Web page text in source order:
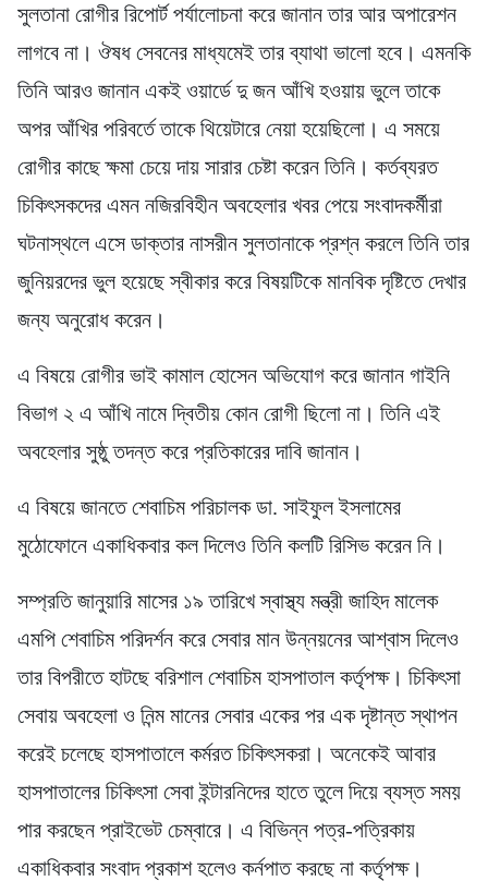
সুলতানা রোগীর রিপোর্ট পর্যালোচনা করে জানান তার আর অপারেশন
লাগবে না। ঔষধ সেবনের মাধ্যমেই তার ব্যাথা ভালো হবে। এমনকি
তিনি আরও জানান একই ওয়ার্ডে দু জন আঁখি হওয়ায় ভুলে তাকে
অপর আঁখির পরিবর্তে তাকে থিয়েটারে নেয়া হয়েছিলো। এ সময়ে
রোগীর কাছে ক্ষমা চেয়ে দায় সারার চেষ্টা করেন তিনি। কর্তব্যরত
চিকিৎসকদের এমন নজিরবিহীন অবহেলার খবর পেয়ে সংবাদকর্মীরা
ঘটনাস্থলে এসে ডাক্তার নাসরীন সুলতানাকে প্রশ্ন করলে তিনি তার
জুনিয়রদের ভুল হয়েছে স্বীকার করে বিষয়টিকে মানবিক দৃষ্টিতে দেখার
জন্য অনুরোধ করেন।
এ বিষয়ে রোগীর ভাই কামাল হোসেন অভিযোগ করে জানান গাইনি
বিভাগ ২ এ আঁখি নামে দ্বিতীয় কোন রোগী ছিলো না। তিনি এই
অবহেলার সুষ্ঠু তদন্ত করে প্রতিকারের দাবি জানান।
এ বিষয়ে জানতে শেবাচিম পরিচালক ডা. সাইফুল ইসলামের
মুঠোফোনে একাধিকবার কল দিলেও তিনি কলটি রিসিভ করেন নি।
সম্প্রতি জানুয়ারি মাসের ১৯ তারিখে স্বাস্থ্য মন্ত্রী জাহিদ মালেক
এমপি শেবাচিম পরিদর্শন করে সেবার মান উন্নয়নের আশ্বাস দিলেও
তার বিপরীতে হাটছে বরিশাল শেবাচিম হাসপাতাল কর্তৃপক্ষ। চিকিৎসা
সেবায় অবহেলা ও নিন্ম মানের সেবার একের পর এক দৃষ্টান্ত স্থাপন
করেই চলেছে হাসপাতালে কর্মরত চিকিৎসকরা। অনেকেই আবার
হাসপাতালের চিকিৎসা সেবা ইন্টারনিদের হাতে তুলে দিয়ে ব্যস্ত সময়
পার করছেন প্রাইভেট চেম্বারে। এ বিভিন্ন পত্র-পত্রিকায়
একাধিকবার সংবাদ প্রকাশ হলেও কর্নপাত করছে না কর্তৃপক্ষ।